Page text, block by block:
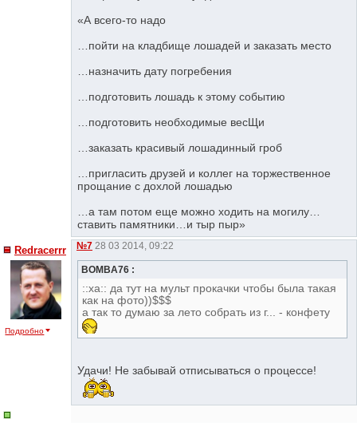
«А всего-то надо
…пойти на кладбище лошадей и заказать место
…назначить дату погребения
…подготовить лошадь к этому событию
…подготовить необходимые весЩи
…заказать красивый лошадинный гроб
…пригласить друзей и коллег на торжественное
прощание с дохлой лошадью
…а там потом еще можно ходить на могилу…
ставить памятники…и тыр пыр»
Redracerrr
Подробно
№7 28 03 2014, 09:22
BOMBA76 :
::xa:: да тут на мульт прокачки чтобы была такая
как на фото))$$$
а так то думаю за лето собрать из г... - конфету
Удачи! Не забывай отписываться о процессе!